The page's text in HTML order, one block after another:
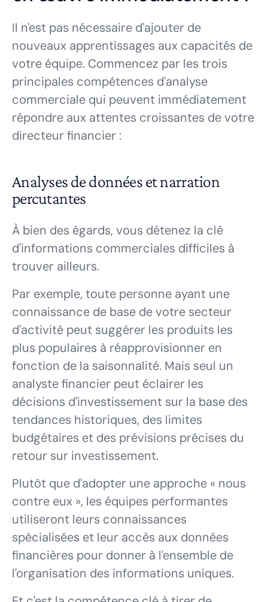
Il n'est pas nécessaire d'ajouter de
nouveaux apprentissages aux capacités de
votre équipe. Commencez par les trois
principales compétences d'analyse
commerciale qui peuvent immédiatement
répondre aux attentes croissantes de votre
directeur financier :
Analyses de données et narration
percutantes
À bien des égards, vous détenez la clé
d'informations commerciales difficiles à
trouver ailleurs.
Par exemple, toute personne ayant une
connaissance de base de votre secteur
d'activité peut suggérer les produits les
plus populaires à réapprovisionner en
fonction de la saisonnalité. Mais seul un
analyste financier peut éclairer les
décisions d'investissement sur la base des
tendances historiques, des limites
budgétaires et des prévisions précises du
retour sur investissement.
Plutôt que d'adopter une approche « nous
contre eux », les équipes performantes
utiliseront leurs connaissances
spécialisées et leur accès aux données
financières pour donner à l'ensemble de
l'organisation des informations uniques.